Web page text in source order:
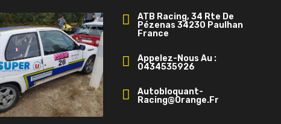
ATB Racing, 34 Rte De
Pézenas 34230 Paulhan
France
Appelez-Nous Au :
0434535926
Autobloquant-
Racing@orange.fr